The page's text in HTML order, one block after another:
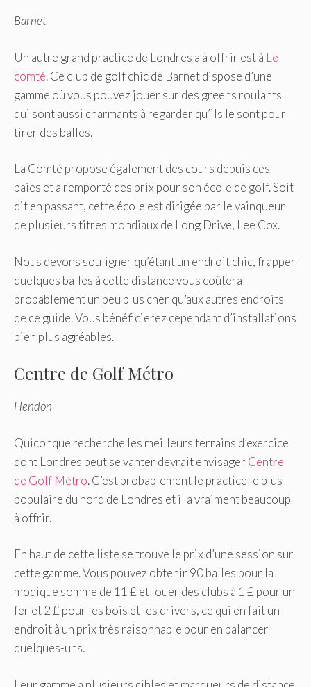
Barnet
Un autre grand practice de Londres a à offrir est à Le
comté. Ce club de golf chic de Barnet dispose d’une
gamme où vous pouvez jouer sur des greens roulants
qui sont aussi charmants à regarder qu’ils le sont pour
tirer des balles.
La Comté propose également des cours depuis ces
baies et a remporté des prix pour son école de golf. Soit
dit en passant, cette école est dirigée par le vainqueur
de plusieurs titres mondiaux de Long Drive, Lee Cox.
Nous devons souligner qu’étant un endroit chic, frapper
quelques balles à cette distance vous coûtera
probablement un peu plus cher qu’aux autres endroits
de ce guide. Vous bénéficierez cependant d’installations
bien plus agréables.
Centre de Golf Métro
Hendon
Quiconque recherche les meilleurs terrains d’exercice
dont Londres peut se vanter devrait envisager Centre
de Golf Métro. C’est probablement le practice le plus
populaire du nord de Londres et il a vraiment beaucoup
à offrir.
En haut de cette liste se trouve le prix d’une session sur
cette gamme. Vous pouvez obtenir 90 balles pour la
modique somme de 11 £ et louer des clubs à 1 £ pour un
fer et 2 £ pour les bois et les drivers, ce qui en fait un
endroit à un prix très raisonnable pour en balancer
quelques-uns.